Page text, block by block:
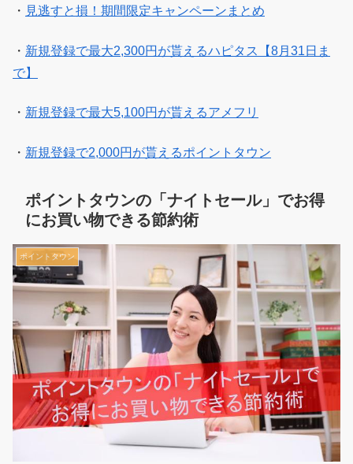
・ 見逃すと損！期間限定キャンペーンまとめ
・ 新規登録で最大2,300円が貰えるハピタス【8月31日ま
で】
・ 新規登録で最大5,100円が貰えるアメフリ
・ 新規登録で2,000円が貰えるポイントタウン
ポイントタウンの「ナイトセール」でお得
にお買い物できる節約術
ポイントタウン